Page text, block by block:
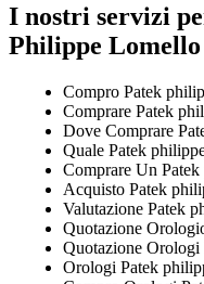
I nostri servizi
Philippe Lomello
Compro Patek
Comprare Patek
Dove Comprare
Quale Patek
Comprare Un
Acquisto Patek
Valutazione Patek
Quotazione
Quotazione Orologi
Orologi Patek